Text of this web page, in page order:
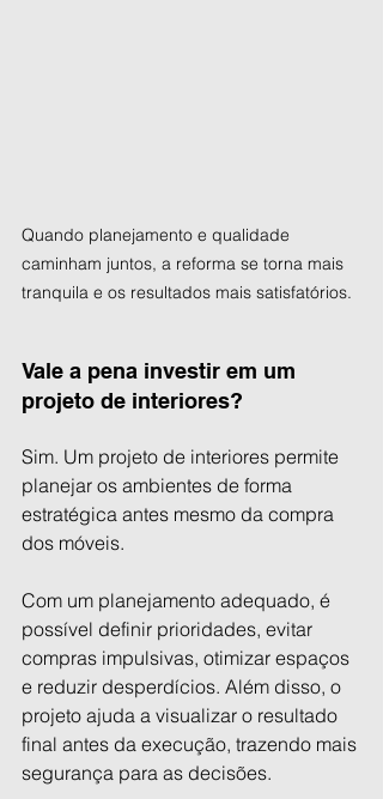
Quando planejamento e qualidade
caminham juntos, a reforma se torna mais
tranquila e os resultados mais satisfatórios.
Vale a pena investir em um
projeto de interiores?
Sim. Um projeto de interiores permite
planejar os ambientes de forma
estratégica antes mesmo da compra
dos móveis.
Com um planejamento adequado, é
possível definir prioridades, evitar
compras impulsivas, otimizar espaços
e reduzir desperdícios. Além disso, o
projeto ajuda a visualizar o resultado
final antes da execução, trazendo mais
segurança para as decisões.